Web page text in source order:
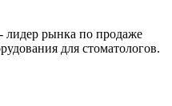
лидер рынка по продаже
для стоматологов.